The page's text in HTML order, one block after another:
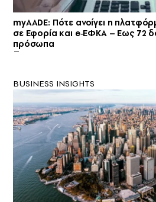
myAADE: Πότε ανοίγει η
σε Εφορία και e‑ΕΦΚΑ – Εως 72
πρόσωπα
BUSINESS INSIGHTS